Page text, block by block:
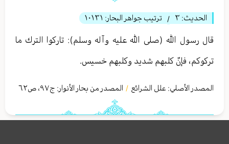
الحديث: ٣ / ترتيب جواهر البحار: ١٠١٣١
قال رسول الله (صلى الله عليه وآله وسلم): تاركوا الترك ما
تركوكم، فإنّ كلبهم شديد وكلبهم خسيس.
المصدر الأصلي: علل الشرائع / المصدر من بحار الأنوار: ج٩٧، ص٦٢